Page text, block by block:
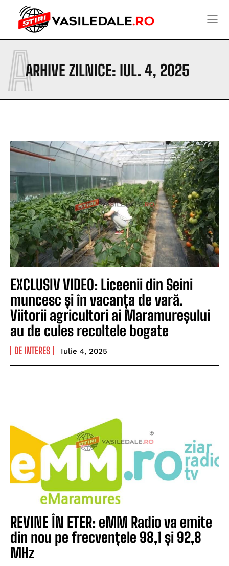
ARHIVE ZILNICE: IUL. 4, 2025
A
EXCLUSIV VIDEO: Liceenii din Seini
muncesc și în vacanța de vară.
Viitorii agricultori ai Maramureșului
au de cules recoltele bogate
DE INTERES Iulie 4, 2025
REVINE ÎN ETER: eMM Radio va emite
din nou pe frecvențele 98,1 și 92,8
MHz